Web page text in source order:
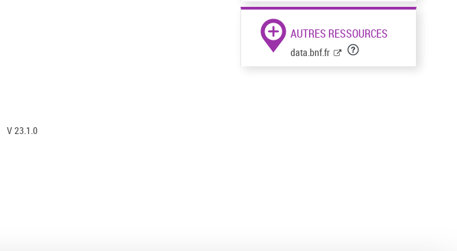
AUTRES RESSOURCES
data.bnf.fr
V 23.1.0